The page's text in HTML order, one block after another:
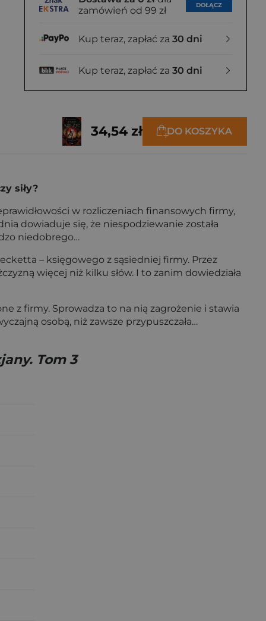
zamówień od 99 zł
DOŁĄCZ
Kup teraz, zapłać za 30 dni
Kup teraz, zapłać za 30 dni
34,54 zł DO KOSZYKA
siły?
w rozliczeniach finansowych firmy,
dowiaduje się, że niespodziewanie została
niedobrego…
– księgowego z sąsiedniej firmy. Przez
więcej niż kilku słów. I to zanim dowiedziała
z firmy. Sprowadza to na nią zagrożenie i stawia
osobą, niż zawsze przypuszczała…
Tom 3